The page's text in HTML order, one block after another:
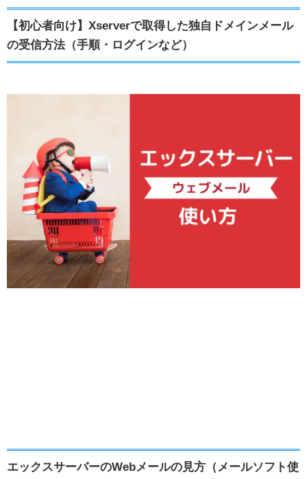
【初心者向け】Xserverで取得した独自ドメインメール
の受信方法（手順・ログインなど）
エックスサーバーのWebメールの見方（メールソフト使